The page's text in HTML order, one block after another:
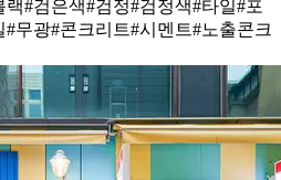
랙#검은색#검정#검정색#타일#포
#무광#콘크리트#시멘트#노출콘크